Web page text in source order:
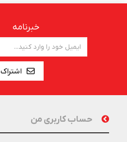
خبرنامه
اشتراک
حساب کاربری من